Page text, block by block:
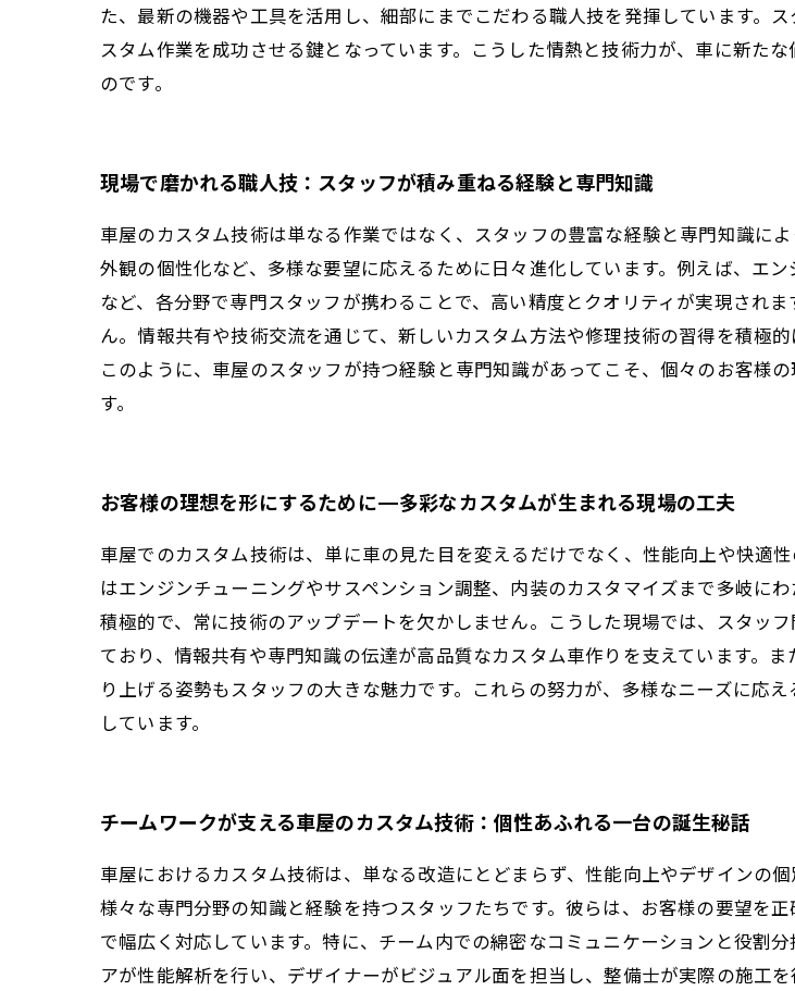
た、最新の機器や工具を活用し、細部にまでこだわる職人技を発揮しています。
スタム作業を成功させる鍵となっています。こうした情熱と技術力が、車に新た
のです。
現場で磨かれる職人技：スタッフが積み重ねる経験と専門知識
車屋のカスタム技術は単なる作業ではなく、スタッフの豊富な経験と専門知識に
外観の個性化など、多様な要望に応えるために日々進化しています。例えば、エ
など、各分野で専門スタッフが携わることで、高い精度とクオリティが実現され
ん。情報共有や技術交流を通じて、新しいカスタム方法や修理技術の習得を積極
このように、車屋のスタッフが持つ経験と専門知識があってこそ、個々のお客様
す。
お客様の理想を形にするために—多彩なカスタムが生まれる現場の工夫
車屋でのカスタム技術は、単に車の見た目を変えるだけでなく、性能向上や快適
はエンジンチューニングやサスペンション調整、内装のカスタマイズまで多岐に
積極的で、常に技術のアップデートを欠かしません。こうした現場では、スタッ
ており、情報共有や専門知識の伝達が高品質なカスタム車作りを支えています。
り上げる姿勢もスタッフの大きな魅力です。これらの努力が、多様なニーズに応
しています。
チームワークが支える車屋のカスタム技術：個性あふれる一台の誕生秘話
車屋におけるカスタム技術は、単なる改造にとどまらず、性能向上やデザインの
様々な専門分野の知識と経験を持つスタッフたちです。彼らは、お客様の要望を
で幅広く対応しています。特に、チーム内での綿密なコミュニケーションと役割
アが性能解析を行い、デザイナーがビジュアル面を担当し、整備士が実際の施工